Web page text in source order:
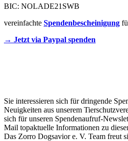
BIC: NOLADE21SWB
vereinfachte Spendenbescheinigung
→ Jetzt via Paypal spenden
Sie interessieren sich für dringende
Neuigkeiten aus unserem
sich für unseren Spendenaufruf-
Mail topaktuelle Informationen zu
Das Zorro Dogsavior e. V. Team freut